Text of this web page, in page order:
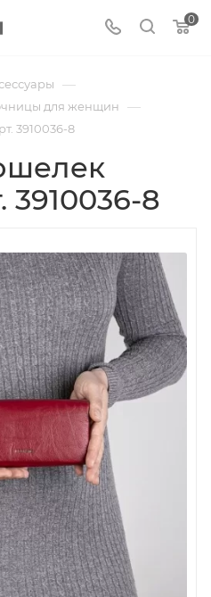
0
—
для женщин —
3910036-8
3910036-8